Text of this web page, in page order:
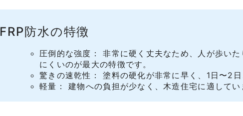
FRP防水の特徴
圧倒的な強度： 非常に硬く丈夫なため、人が歩い
にくいのが最大の特徴です。
驚きの速乾性： 塗料の硬化が非常に早く、1日〜2
軽量： 建物への負担が少なく、木造住宅に適してい